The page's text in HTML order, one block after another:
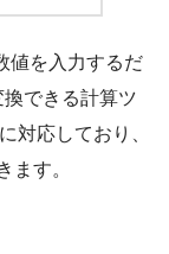
値を入力するだ
できる計算ツ
対応しており、
ます。